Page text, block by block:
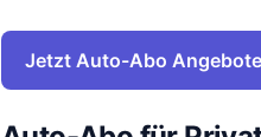
Jetzt Auto-Abo